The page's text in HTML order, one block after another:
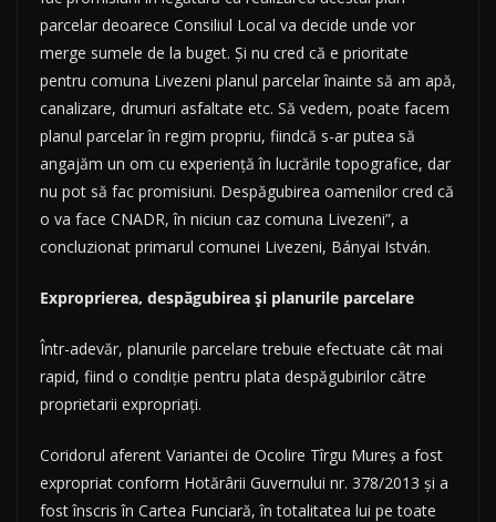
parcelar deoarece Consiliul Local va decide unde vor
merge sumele de la buget. Şi nu cred că e prioritate
pentru comuna Livezeni planul parcelar înainte să am apă,
canalizare, drumuri asfaltate etc. Să vedem, poate facem
planul parcelar în regim propriu, fiindcă s-ar putea să
angajăm un om cu experienţă în lucrările topografice, dar
nu pot să fac promisiuni. Despăgubirea oamenilor cred că
o va face CNADR, în niciun caz comuna Livezeni”, a
concluzionat primarul comunei Livezeni, Bányai István.
Exproprierea, despăgubirea şi planurile parcelare
Într-adevăr, planurile parcelare trebuie efectuate cât mai
rapid, fiind o condiţie pentru plata despăgubirilor către
proprietarii expropriaţi.
Coridorul aferent Variantei de Ocolire Tîrgu Mureş a fost
expropriat conform Hotărârii Guvernului nr. 378/2013 şi a
fost înscris în Cartea Funciară, în totalitatea lui pe toate